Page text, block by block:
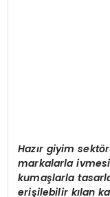
Hazır giyim
markalarla
kumaşlarla
erişilebilir kılan